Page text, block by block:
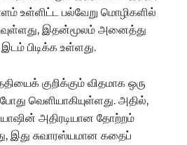
உள்ளிட்ட பல்வேறு மொழிகளில்
இதன்மூலம் அனைத்து
பிடிக்க உள்ளது.
குறிக்கும் விதமாக ஒரு
வெளியாகியுள்ளது. அதில்,
யாஷின் அதிரடியான தோற்றம்
இது சுவாரஸ்யமான கதைப்